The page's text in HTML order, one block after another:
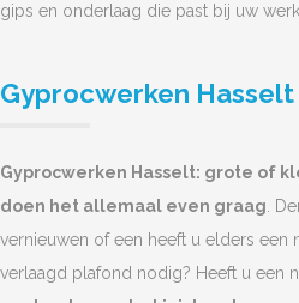
gips en onderlaag die past bij uw
Gyprocwerken Hasselt
Gyprocwerken Hasselt: grote of
doen het allemaal even graag.
vernieuwen of een heeft u elders een
verlaagd plafond nodig? Heeft u een